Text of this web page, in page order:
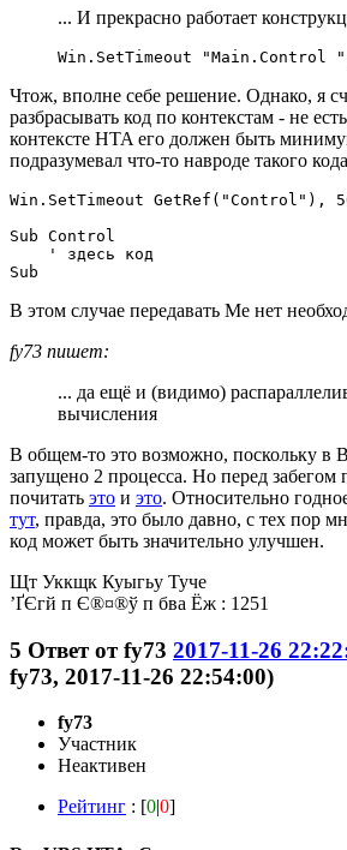
... И прекрасно работает
Win.SetTimeout "Main.Control
Чтож, вполне себе решение. Однако, я
разбрасывать код по контекстам - не
контексте HTA его должен быть
подразумевал что-то навроде такого
Win.SetTimeout GetRef("Control"),
Sub Control
    ' здесь код
Sub
В этом случае передавать Me нет
fy73 пишет:
... да ещё и (видимо)
вычисления
В общем-то это возможно, поскольку в
запущено 2 процесса. Но перед забегом
почитать это и это. Относительно
тут, правда, это было давно, с тех пор
код может быть значительно улучшен.
Щт Уккщк Куыгьу Туче
’ҐЄгй п Є®¤®ў п бва Ёж : 1251
5 Ответ отfy73 2017-11-26
fy73, 2017-11-26 22:54:00)
fy73
Участник
Неактивен
Рейтинг : [0|0]